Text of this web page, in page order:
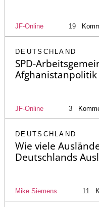
JF-Online 19
DEUTSCHLAND
SPD-
JF-Online 3
DEUTSCHLAND
Wie viele
Deutschlands
Mike Siemens 11